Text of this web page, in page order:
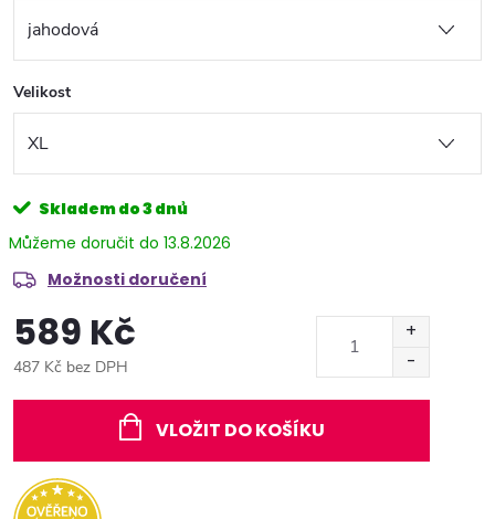
Velikost
Skladem do 3 dnů
13.8.2026
Možnosti doručení
589 Kč
487 Kč bez DPH
VLOŽIT DO KOŠÍKU